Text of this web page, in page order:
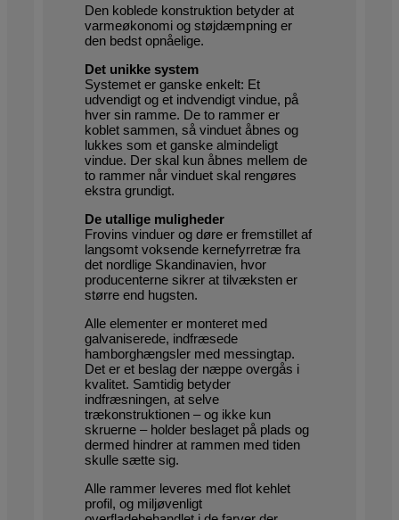
Den koblede konstruktion betyder at
varmeøkonomi og støjdæmpning er
den bedst opnåelige.
Det unikke system
Systemet er ganske enkelt: Et
udvendigt og et indvendigt vindue, på
hver sin ramme. De to rammer er
koblet sammen, så vinduet åbnes og
lukkes som et ganske almindeligt
vindue. Der skal kun åbnes mellem de
to rammer når vinduet skal rengøres
ekstra grundigt.
De utallige muligheder
Frovins vinduer og døre er fremstillet af
langsomt voksende kernefyrretræ fra
det nordlige Skandinavien, hvor
producenterne sikrer at tilvæksten er
større end hugsten.
Alle elementer er monteret med
galvaniserede, indfræsede
hamborghængsler med messingtap.
Det er et beslag der næppe overgås i
kvalitet. Samtidig betyder
indfræsningen, at selve
trækonstruktionen – og ikke kun
skruerne – holder beslaget på plads og
dermed hindrer at rammen med tiden
skulle sætte sig.
Alle rammer leveres med flot kehlet
profil, og miljøvenligt